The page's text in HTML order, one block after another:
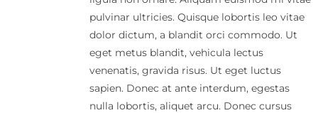
pulvinar ultricies. Quisque lobortis leo vitae
dolor dictum, a blandit orci commodo. Ut
eget metus blandit, vehicula lectus
venenatis, gravida risus. Ut eget luctus
sapien. Donec at ante interdum, egestas
nulla lobortis, aliquet arcu. Donec cursus